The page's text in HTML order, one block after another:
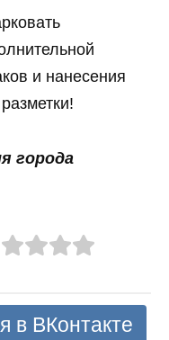
и нанесения
города
в ВКонтакте